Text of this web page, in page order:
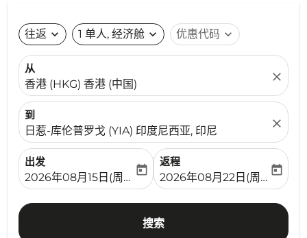
往返 expand_more 1 单人, 经济舱 expand_more 优惠代码 expand_more
从
香港 (HKG) 香港 (中国)
close
到
日惹-库伦普罗戈 (YIA) 印度尼西亚, 印尼
close
出发
fc-booking-departure-date-aria-label
2026年08月15日(周六)
today
返程
fc-booking-return-date-
2026年08月22日(周六)
today
搜索